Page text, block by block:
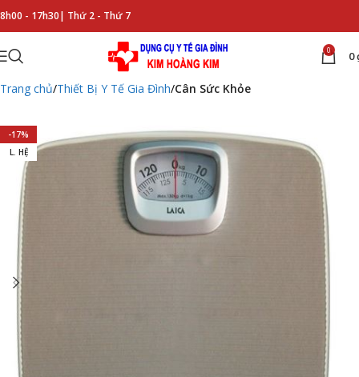
8h00 - 17h30| Thứ 2 - Thứ 7
0 0
Trang chủ Thiết Bị Y Tế Gia Đình Cân Sức Khỏe
-17%
L. HỆ